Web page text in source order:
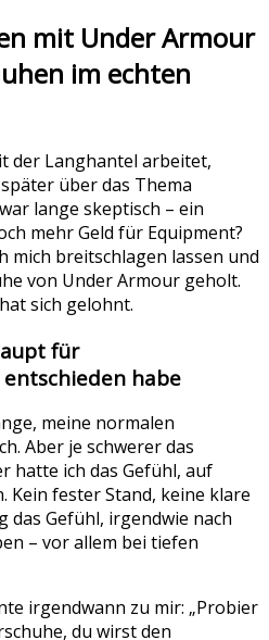
mit Under Armour
im echten
der Langhantel arbeitet,
über das Thema
lange skeptisch – ein
mehr Geld für Equipment?
mich breitschlagen lassen und
von Under Armour geholt.
sich gelohnt.
für
habe
meine normalen
Aber je schwerer das
hatte ich das Gefühl, auf
Kein fester Stand, keine klare
Gefühl, irgendwie nach
– vor allem bei tiefen
irgendwann zu mir: „Probier
du wirst den